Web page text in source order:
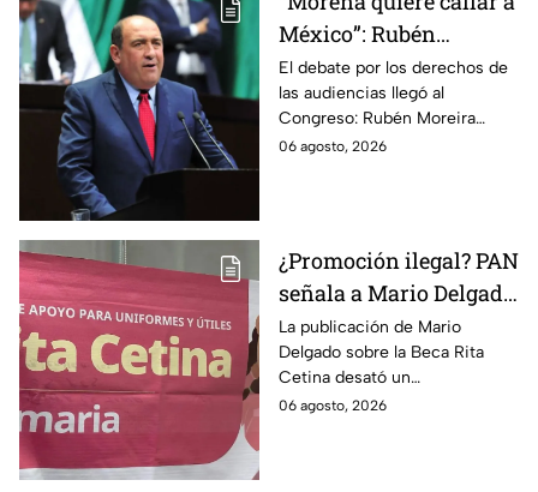
México”: Rubén
Moreira pide frenar
discusión de
lineamientos de
audiencias hasta
El debate por los derechos de
las audiencias llegó al
Congreso: Rubén Moreira
reclama una consulta con
06 agosto, 2026
¿Promoción ilegal? PAN
señala a Mario Delgado
por publicación sobre
la Beca Rita Cetina
La publicación de Mario
Delgado sobre la Beca Rita
Cetina desató un
enfrentamiento entre Morena
06 agosto, 2026